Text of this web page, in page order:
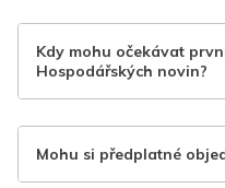
Kdy mohu očekávat
Hospodářských novin?
Mohu si předplatné